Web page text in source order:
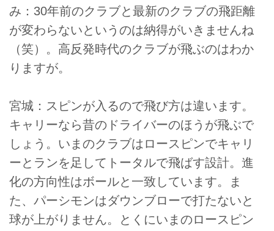
み：30年前のクラブと最新のクラブの飛距離
が変わらないというのは納得がいきませんね
（笑）。高反発時代のクラブが飛ぶのはわか
りますが。
宮城：スピンが入るので飛び方は違います。
キャリーなら昔のドライバーのほうが飛ぶで
しょう。いまのクラブはロースピンでキャリ
ーとランを足してトータルで飛ばす設計。進
化の方向性はボールと一致しています。ま
た、パーシモンはダウンブローで打たないと
球が上がりません。とくにいまのロースピン